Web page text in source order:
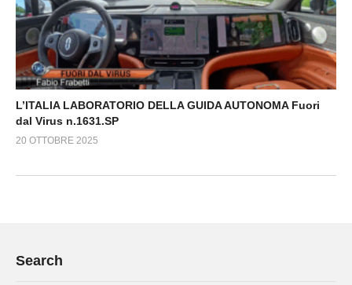
L’ITALIA LABORATORIO DELLA GUIDA AUTONOMA Fuori
dal Virus n.1631.SP
20 OTTOBRE 2025
Search